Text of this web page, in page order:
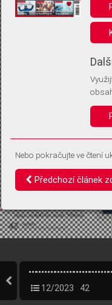
uložením volitelných
Anonymní unikátní ID
Díky němu příště poznáme,
Identifikátor je zcela
Vaše souhlasy a odmítnutí
vás už příště znovu neptali.
12/2023 42
Nebo pokračujte ve čtení
Předchozí článek